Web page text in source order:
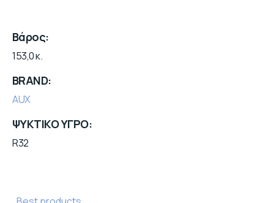
Βάρος
153,0 κ.
BRAND
AUX
ΨΥΚΤΙΚΟ ΥΓΡΟ
R32